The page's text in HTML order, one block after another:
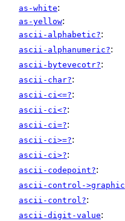
as-white:
as-yellow:
ascii-alphabetic?:
ascii-alphanumeric?:
ascii-bytevecotr?:
ascii-char?:
ascii-ci<=?:
ascii-ci<?:
ascii-ci=?:
ascii-ci>=?:
ascii-ci>?:
ascii-codepoint?:
ascii-control->graphic
ascii-control?:
ascii-digit-value: